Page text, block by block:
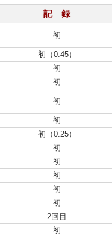
記 録
初
初（0.45）
初
初
初
初
初（0.25）
初
初
初
初
初
2回目
初